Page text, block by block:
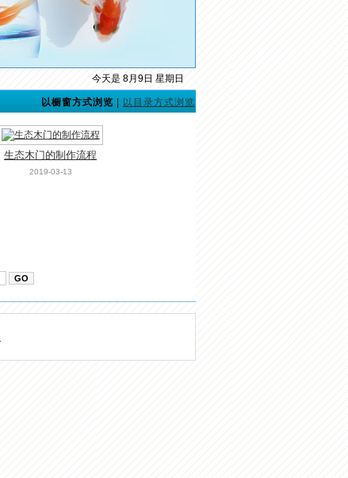
今天是 8月9日 星期日
以橱窗方式浏览 以目录方式浏览
生态木门的制作流程
2019-03-13